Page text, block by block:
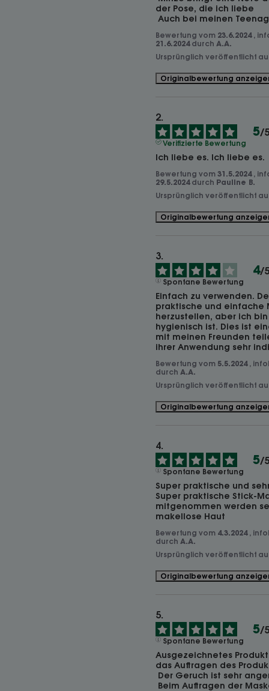
der Pose, die ich liebe
Auch bei meinen
Bewertung vom 23.6.2024 ,
21.6.2024 durch A.A.
Ursprünglich veröffentlicht
Originalbewertung
5/5
Verifizierte Bewertung
Ich liebe es. Ich liebe es.
Bewertung vom 31.5.2024 ,
29.5.2024 durch Pauline B.
Ursprünglich veröffentlicht
Originalbewertung
4/5
Spontane Bewertung
Einfach zu verwenden.
praktische und einfache
herzustellen, aber ich
hygienisch ist. Dies ist
mit meinen Freunden
ihrer Anwendung sehr
Bewertung vom 5.5.2024 ,
durch A.A.
Ursprünglich veröffentlicht
Originalbewertung
5/5
Spontane Bewertung
Super praktische und
Super praktische Stick-
mitgenommen werden
makellose Haut
Bewertung vom 4.3.2024 ,
durch A.A.
Ursprünglich veröffentlicht
Originalbewertung
5/5
Spontane Bewertung
Ausgezeichnetes
das Auftragen des